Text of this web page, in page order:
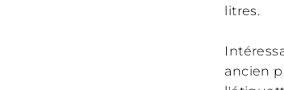
litres.
ancien